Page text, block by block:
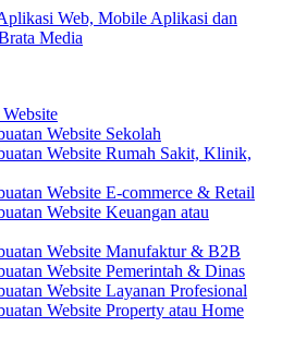
Website
Website Sekolah
Website Rumah Sakit, Klinik,
Website E-commerce & Retail
Website Keuangan atau
Website Manufaktur & B2B
Website Pemerintah & Dinas
Website Layanan Profesional
Website Property atau Home